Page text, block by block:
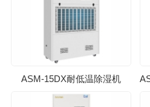
ASM-15DX耐低温除湿机